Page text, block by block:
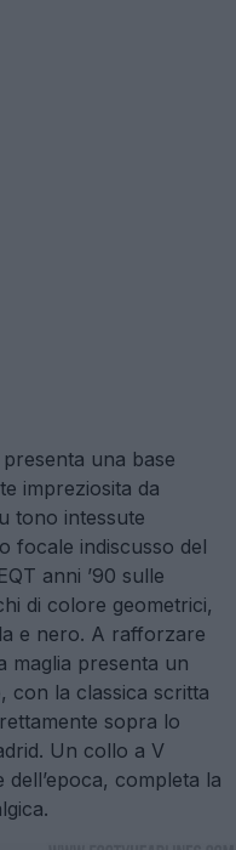
presenta una base
impreziosita da
tono intessute
focale indiscusso del
anni ’90 sulle
di colore geometrici,
e nero. A rafforzare
maglia presenta un
con la classica scritta
sopra lo
Un collo a V
completa la